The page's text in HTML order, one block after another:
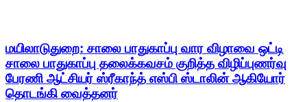
மயிலாடுதுறை: சாலை பாதுகாப்பு வார விழாவை ஒட்டி
சாலை பாதுகாப்பு தலைக்கவசம் குறித்த விழிப்புணர்வு
பேரணி ஆட்சியர் ஸ்ரீகாந்த் எஸ்பி ஸ்டாலின் ஆகியோர்
தொடங்கி வைத்தனர்